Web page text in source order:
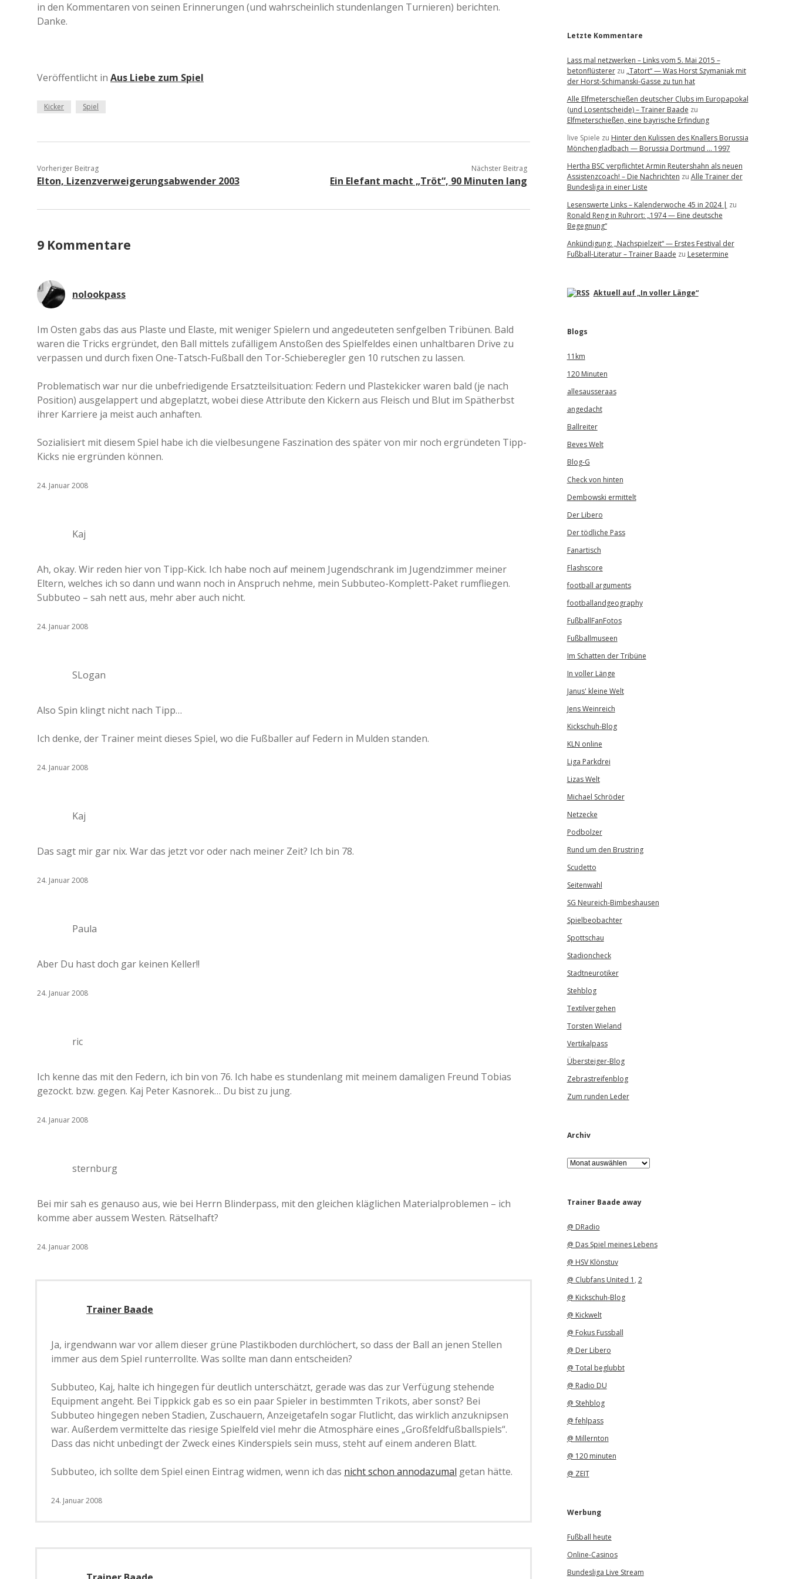
e
in den Kommentaren von seinen Erinnerungen (und wahrscheinlich stundenlangen Turnieren) berichten.
Danke.
Veröffentlicht in Aus Liebe zum Spiel
Kicker Spiel
Vorheriger Beitrag
Elton, Lizenzverweigerungsabwender 2003
Nächster Beitrag
Ein Elefant macht „Tröt“, 90 Minuten lang
9 Kommentare
nolookpass
Im Osten gabs das aus Plaste und Elaste, mit weniger Spielern und angedeuteten senfgelben Tribünen. Bald
waren die Tricks ergründet, den Ball mittels zufälligem Anstoßen des Spielfeldes einen unhaltbaren Drive zu
verpassen und durch fixen One-Tatsch-Fußball den Tor-Schieberegler gen 10 rutschen zu lassen.
Problematisch war nur die unbefriedigende Ersatzteilsituation: Federn und Plastekicker waren bald (je nach
Position) ausgelappert und abgeplatzt, wobei diese Attribute den Kickern aus Fleisch und Blut im Spätherbst
ihrer Karriere ja meist auch anhaften.
Sozialisiert mit diesem Spiel habe ich die vielbesungene Faszination des später von mir noch ergründeten Tipp-
Kicks nie ergründen können.
24. Januar 2008
Kaj
Ah, okay. Wir reden hier von Tipp-Kick. Ich habe noch auf meinem Jugendschrank im Jugendzimmer meiner
Eltern, welches ich so dann und wann noch in Anspruch nehme, mein Subbuteo-Komplett-Paket rumfliegen.
Subbuteo – sah nett aus, mehr aber auch nicht.
24. Januar 2008
SLogan
Also Spin klingt nicht nach Tipp…
Ich denke, der Trainer meint dieses Spiel, wo die Fußballer auf Federn in Mulden standen.
24. Januar 2008
Kaj
Das sagt mir gar nix. War das jetzt vor oder nach meiner Zeit? Ich bin 78.
24. Januar 2008
Paula
Aber Du hast doch gar keinen Keller!!
24. Januar 2008
ric
Ich kenne das mit den Federn, ich bin von 76. Ich habe es stundenlang mit meinem damaligen Freund Tobias
gezockt. bzw. gegen. Kaj Peter Kasnorek… Du bist zu jung.
24. Januar 2008
sternburg
Bei mir sah es genauso aus, wie bei Herrn Blinderpass, mit den gleichen kläglichen Materialproblemen – ich
komme aber aussem Westen. Rätselhaft?
24. Januar 2008
Trainer Baade
Ja, irgendwann war vor allem dieser grüne Plastikboden durchlöchert, so dass der Ball an jenen Stellen
immer aus dem Spiel runterrollte. Was sollte man dann entscheiden?
Subbuteo, Kaj, halte ich hingegen für deutlich unterschätzt, gerade was das zur Verfügung stehende
Equipment angeht. Bei Tippkick gab es so ein paar Spieler in bestimmten Trikots, aber sonst? Bei
Subbuteo hingegen neben Stadien, Zuschauern, Anzeigetafeln sogar Flutlicht, das wirklich anzuknipsen
war. Außerdem vermittelte das riesige Spielfeld viel mehr die Atmosphäre eines „Großfeldfußballspiels“.
Dass das nicht unbedingt der Zweck eines Kinderspiels sein muss, steht auf einem anderen Blatt.
Subbuteo, ich sollte dem Spiel einen Eintrag widmen, wenn ich das nicht schon annodazumal getan hätte.
24. Januar 2008
Letzte Kommentare
Lass mal netzwerken – Links vom 5. Mai 2015 –
betonflüstererzu „Tatort“ — Was Horst Szymaniak mit
der Horst-Schimanski-Gasse zu tun hat
Alle Elfmeterschießen deutscher Clubs im Europapokal
(und Losentscheide) – Trainer Baade zu
Elfmeterschießen, eine bayrische Erfindung
live Spiele zu Hinter den Kulissen des Knallers Borussia
Mönchengladbach — Borussia Dortmund … 1997
Hertha BSC verpflichtet Armin Reutershahn als neuen
Assistenzcoach! – Die Nachrichten zu Alle Trainer der
Bundesliga in einer Liste
Lesenswerte Links – Kalenderwoche 45 in 2024 | zu
Ronald Reng in Ruhrort: „1974 — Eine deutsche
Begegnung“
Ankündigung: „Nachspielzeit“ — Erstes Festival der
Fußball-Literatur – Trainer Baade zu Lesetermine
Aktuell auf „In voller Länge“
Blogs
11km
120 Minuten
allesausseraas
angedacht
Ballreiter
Beves Welt
Blog-G
Check von hinten
Dembowski ermittelt
Der Libero
Der tödliche Pass
Fanartisch
Flashscore
football arguments
footballandgeography
FußballFanFotos
Fußballmuseen
Im Schatten der Tribüne
In voller Länge
Janus' kleine Welt
Jens Weinreich
Kickschuh-Blog
KLN online
Liga Parkdrei
Lizas Welt
Michael Schröder
Netzecke
Podbolzer
Rund um den Brustring
Scudetto
Seitenwahl
SG Neureich-Bimbeshausen
Spielbeobachter
Spottschau
Stadioncheck
Stadtneurotiker
Stehblog
Textilvergehen
Torsten Wieland
Vertikalpass
Übersteiger-Blog
Zebrastreifenblog
Zum runden Leder
Archiv
A
r
iTrainer Baade away
@ DRadio
@ Das Spiel meines Lebens
@ HSV Klönstuv
@ Clubfans United 1 , 2
@ Kickschuh-Blog
@ Kickwelt
@ Fokus Fussball
@ Der Libero
@ Total beglubbt
@ Radio DU
@ Stehblog
@ fehlpass
@ Millernton
@ 120 minuten
@ ZEIT
Werbung
Fußball heute
Online-Casinos
Bundesliga Live Stream